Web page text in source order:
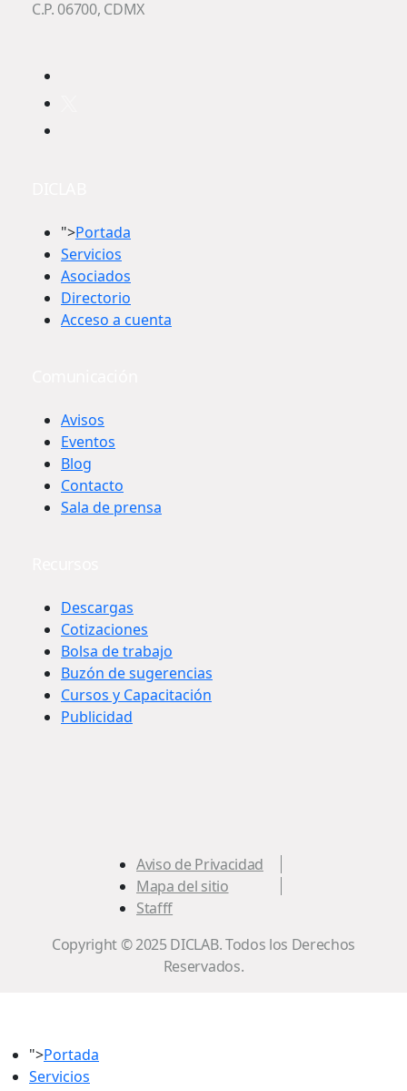
C.P. 06700, CDMX
">Portada
Servicios
Asociados
Directorio
Acceso a cuenta
Avisos
Eventos
Blog
Contacto
Sala de prensa
Descargas
Cotizaciones
Bolsa de trabajo
Buzón de sugerencias
Cursos y Capacitación
Publicidad
Aviso de Privacidad
Mapa del sitio
Stafff
Copyright © 2025 DICLAB. Todos los Derechos
Reservados.
">Portada
Servicios